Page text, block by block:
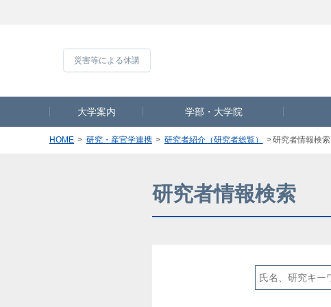
大学案内 学部・大学院
HOME 研究・産官学連携 研究者紹介（研究者総覧） 研究者情報検索
研究者情報検索